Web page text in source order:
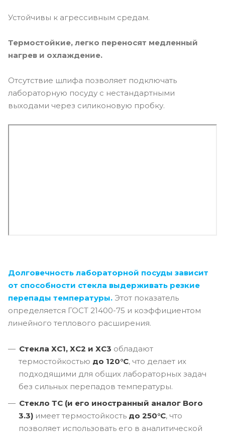
Устойчивы к агрессивным средам.
Термостойкие, легко переносят медленный
нагрев и охлаждение.
Отсутствие шлифа позволяет подключать
лабораторную посуду с нестандартными
выходами через силиконовую пробку.
Долговечность лабораторной посуды зависит
от способности стекла выдерживать резкие
перепады температуры. Этот показатель
определяется ГОСТ 21400-75 и коэффициентом
линейного теплового расширения.
Стекла ХС1, ХС2 и ХС3 обладают
термостойкостью до 120°C, что делает их
подходящими для общих лабораторных задач
без сильных перепадов температуры.
Стекло ТС (и его иностранный аналог Boro
3.3) имеет термостойкость до 250°C, что
позволяет использовать его в аналитической